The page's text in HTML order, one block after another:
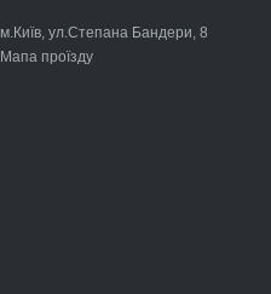
м.Київ, ул.Степана Бандери, 8
Мапа проїзду